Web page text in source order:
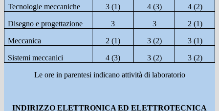
Tecnologie meccaniche 3 (1) 4 (3) 4 (2)
Disegno e progettazione 3 3 2 (1)
Meccanica 2 (1) 3 (2) 3 (1)
Sistemi meccanici 4 (3) 3 (2) 3 (2)
Le ore in parentesi indicano attività di laboratorio
INDIRIZZO ELETTRONICA ED ELETTROTECNICA